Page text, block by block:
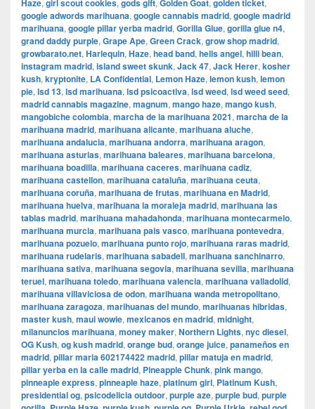
Haze, girl scout cookies, gods gift, Golden Goat, golden ticket,
google adwords marihuana, google cannabis madrid, google madrid
marihuana, google pillar yerba madrid, Gorilla Glue, gorilla glue n4,
grand daddy purple, Grape Ape, Green Crack, grow shop madrid,
growbarato.net, Harlequin, Haze, head band, hells angel, hilli bean,
instagram madrid, island sweet skunk, Jack 47, Jack Herer, kosher
kush, kryptonite, LA Confidential, Lemon Haze, lemon kush, lemon
pie, lsd 13, lsd marihuana, lsd psicoactiva, lsd weed, lsd weed seed,
madrid cannabis magazine, magnum, mango haze, mango kush,
mangobiche colombia, marcha de la marihuana 2021, marcha de la
marihuana madrid, marihuana alicante, marihuana aluche,
marihuana andalucia, marihuana andorra, marihuana aragon,
marihuana asturias, marihuana baleares, marihuana barcelona,
marihuana boadilla, marihuana caceres, marihuana cadiz,
marihuana castellon, marihuana cataluña, marihuana ceuta,
marihuana coruña, marihuana de frutas, marihuana en Madrid,
marihuana huelva, marihuana la moraleja madrid, marihuana las
tablas madrid, marihuana mahadahonda, marihuana montecarmelo,
marihuana murcia, marihuana pais vasco, marihuana pontevedra,
marihuana pozuelo, marihuana punto rojo, marihuana raras madrid,
marihuana rudelaris, marihuana sabadell, marihuana sanchinarro,
marihuana sativa, marihuana segovia, marihuana sevilla, marihuana
teruel, marihuana toledo, marihuana valencia, marihuana valladolid,
marihuana villaviciosa de odon, marihuana wanda metropolitano,
marihuana zaragoza, marihuanas del mundo, marihuanas hibridas,
master kush, maui wowie, mexicanos en madrid, midnight,
milanuncios marihuana, money maker, Northern Lights, nyc diesel,
OG Kush, og kush madrid, orange bud, orange juice, panameños en
madrid, pillar maria 602174422 madrid, pillar matuja en madrid,
pillar yerba en la calle madrid, Pineapple Chunk, pink mango,
pinneaple express, pinneaple haze, platinum girl, Platinum Kush,
presidential og, psicodelicia outdoor, purple aze, purple bud, purple